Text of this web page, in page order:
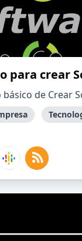
para crear
básico de Crear